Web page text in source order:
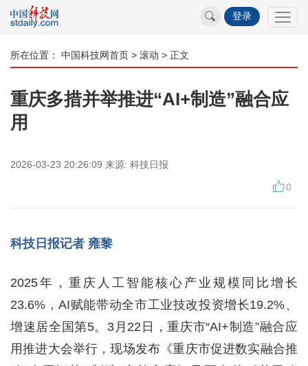
登录
所在位置： 中国科技网首页 > 滚动 > 正文
​重庆多措并举推进“AI+制造”融合应
用
2026-03-23 20:26:09 来源: 科技日报
0
科技日报记者 雍黎
2025年，重庆人工智能核心产业规模同比增长
23.6%，AI赋能带动全市工业技改投资增长19.2%、
增速居全国第5。3月22日，重庆市“AI+制造”融合应
用推进大会举行，现场发布《重庆市促进数实融合推